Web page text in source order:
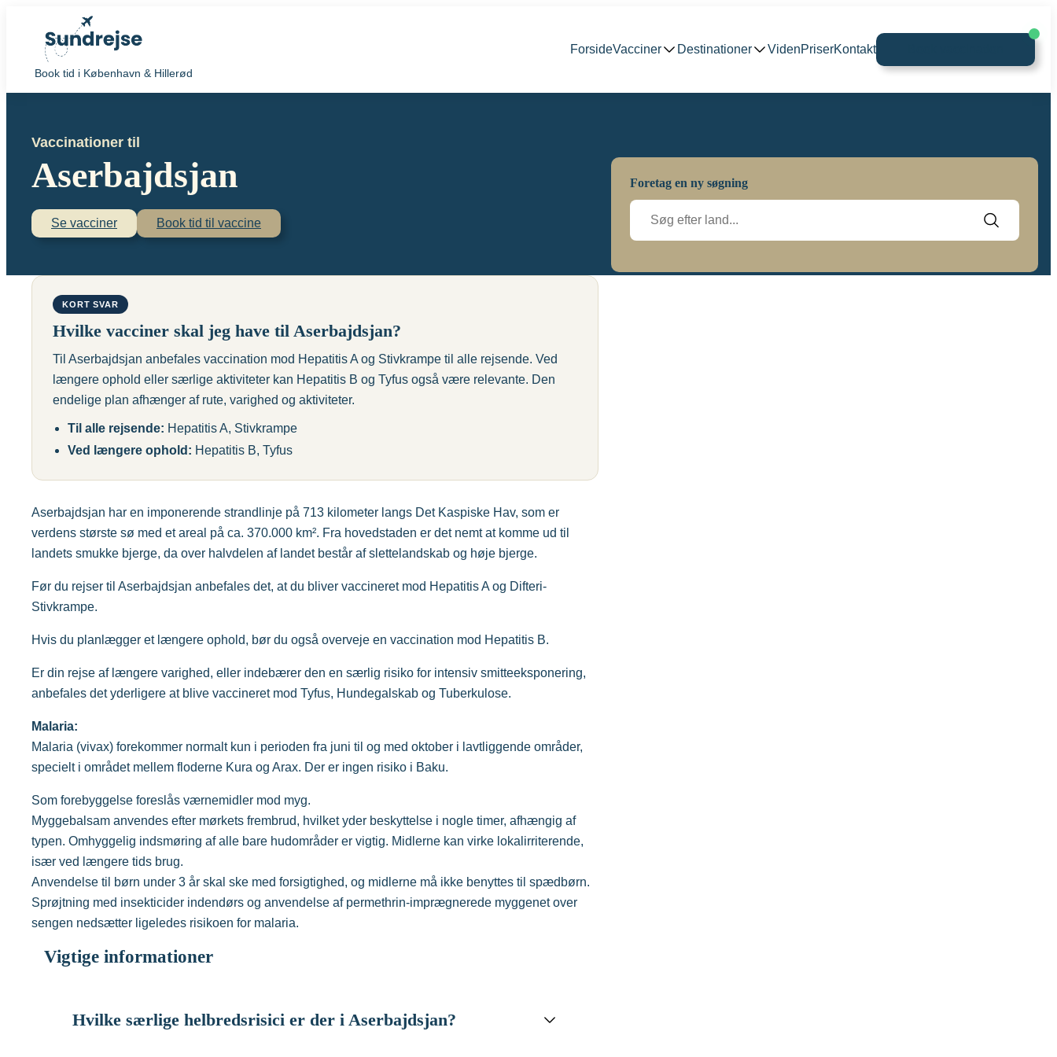
Book tid i København & Hillerød
ForsideVacciner Destinationer VidenPriserKontakt
Vaccinationer til
Aserbajdsjan
Se vacciner Book tid til vaccine
KORT SVAR
Hvilke vacciner skal jeg have til Aserbajdsjan?
Til Aserbajdsjan anbefales vaccination mod Hepatitis A og Stivkrampe til alle rejsende. Ved
længere ophold eller særlige aktiviteter kan Hepatitis B og Tyfus også være relevante. Den
endelige plan afhænger af rute, varighed og aktiviteter.
Til alle rejsende: Hepatitis A, Stivkrampe
Ved længere ophold: Hepatitis B, Tyfus
Aserbajdsjan har en imponerende strandlinje på 713 kilometer langs Det Kaspiske Hav, som er
verdens største sø med et areal på ca. 370.000 km². Fra hovedstaden er det nemt at komme ud til
landets smukke bjerge, da over halvdelen af landet består af slettelandskab og høje bjerge.
Før du rejser til Aserbajdsjan anbefales det, at du bliver vaccineret mod Hepatitis A og Difteri-
Stivkrampe.
Hvis du planlægger et længere ophold, bør du også overveje en vaccination mod Hepatitis B.
Er din rejse af længere varighed, eller indebærer den en særlig risiko for intensiv smitteeksponering,
anbefales det yderligere at blive vaccineret mod Tyfus, Hundegalskab og Tuberkulose.
Malaria:
Malaria (vivax) forekommer normalt kun i perioden fra juni til og med oktober i lavtliggende områder,
specielt i området mellem floderne Kura og Arax. Der er ingen risiko i Baku.
Som forebyggelse foreslås værnemidler mod myg.
Myggebalsam anvendes efter mørkets frembrud, hvilket yder beskyttelse i nogle timer, afhængig af
typen. Omhyggelig indsmøring af alle bare hudområder er vigtig. Midlerne kan virke lokalirriterende,
især ved længere tids brug.
Anvendelse til børn under 3 år skal ske med forsigtighed, og midlerne må ikke benyttes til spædbørn.
Sprøjtning med insekticider indendørs og anvendelse af permethrin-imprægnerede myggenet over
sengen nedsætter ligeledes risikoen for malaria.
Vigtige informationer
Hvilke særlige helbredsrisici er der i Aserbajdsjan?
Foretag en ny søgning